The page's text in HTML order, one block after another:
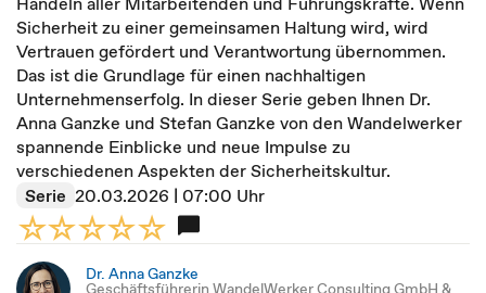
Sicherheit zu einer gemeinsamen Haltung wird, wird
Vertrauen gefördert und Verantwortung übernommen.
Das ist die Grundlage für einen nachhaltigen
Unternehmenserfolg. In dieser Serie geben Ihnen Dr.
Anna Ganzke und Stefan Ganzke von den Wandelwerker
spannende Einblicke und neue Impulse zu
verschiedenen Aspekten der Sicherheitskultur.
Serie 20.03.2026 | 07:00 Uhr
Dr. Anna Ganzke
Geschäftsführerin WandelWerker Consulting GmbH &